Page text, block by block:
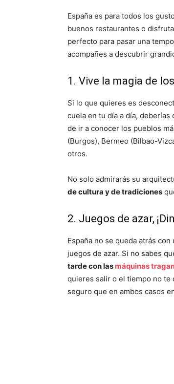
España es para todos los
buenos restaurantes o
perfecto para pasar una
acompañes a descubrir
1. Vive la magia de
Si lo que quieres es
cuela en tu día a día,
de ir a conocer los pueblos
(Burgos), Bermeo (Bilbao-
otros.
No solo admirarás su
de cultura y de tradiciones
2. Juegos de azar,
España no se queda atrás
juegos de azar. Si no sabes
tarde con las máquinas
quieres salir o el tiempo no te
seguro que en ambos casos